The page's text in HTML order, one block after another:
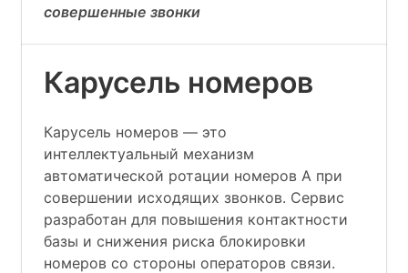
совершенные звонки
Карусель номеров
Карусель номеров — это
интеллектуальный механизм
автоматической ротации номеров А при
совершении исходящих звонков. Сервис
разработан для повышения контактности
базы и снижения риска блокировки
номеров со стороны операторов связи.